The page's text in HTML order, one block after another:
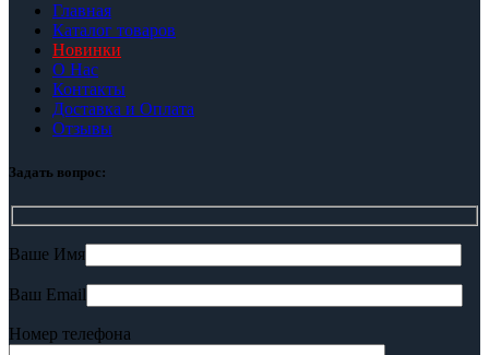
Главная
Каталог товаров
Новинки
О Нас
Контакты
Доставка и Оплата
Отзывы
Задать вопрос:
Ваше Имя
Ваш Email
Номер телефона